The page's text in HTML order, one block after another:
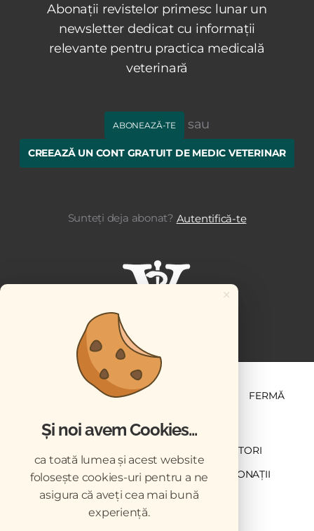
Abonații revistelor primesc lunar un
newsletter dedicat cu informații
relevante pentru practica medicală
veterinară
ABONEAZĂ-TE sau
CREEAZĂ UN CONT GRATUIT DE MEDIC VETERINAR
Sunteți deja abonat? Autentifică-te
ȘTIINȚĂ ȘI PRACTICĂ FERMĂ
CONTRIBUTORI
DESCĂRCĂRI ACREDITARE CMVRO DONAȚII
CHESTIONAR
×
Și noi avem Cookies...
ca toată lumea și acest website
folosește cookies-uri pentru a ne
asigura că aveți cea mai bună
experiență.